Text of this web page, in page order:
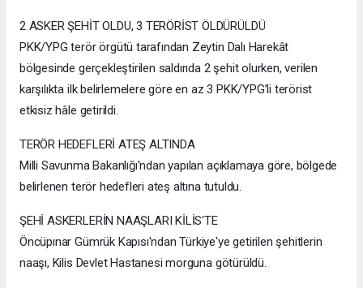
2 ASKER ŞEHİT OLDU, 3 TERÖRİST ÖLDÜRÜLDÜ
PKK/YPG terör örgütü tarafından Zeytin Dalı Harekât
bölgesinde gerçekleştirilen saldırıda 2 şehit olurken, verilen
karşılıkta ilk belirlemelere göre en az 3 PKK/YPG’li terörist
etkisiz hâle getirildi.
TERÖR HEDEFLERİ ATEŞ ALTINDA
Milli Savunma Bakanlığı'ndan yapılan açıklamaya göre, bölgede
belirlenen terör hedefleri ateş altına tutuldu.
ŞEHİ ASKERLERİN NAAŞLARI KİLİS'TE
Öncüpınar Gümrük Kapısı'ndan Türkiye'ye getirilen şehitlerin
naaşı, Kilis Devlet Hastanesi morguna götürüldü.